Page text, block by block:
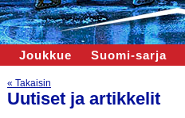
Joukkue Suomi-sarja
« Takaisin
Uutiset ja artikkelit